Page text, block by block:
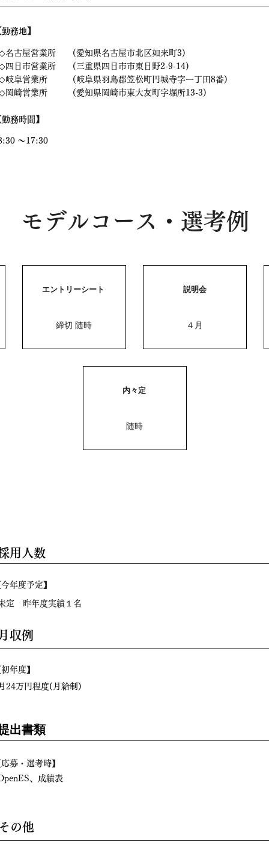
勤務地 】
名古屋営業所 (愛知県名古屋市北区如来町3)
四日市営業所 (三重県四日市市東日野2-9-14)
岐阜営業所 (岐阜県羽島郡笠松町円城寺字一丁田8番)
岡崎営業所 (愛知県岡崎市東大友町字堀所13-3)
勤務時間 】
～17:30
モデルコース・選考例
エントリーシート
締切 随時
説明会
４月
内々定
随時
用人数
今年度予定】
定 昨年度実績１名
月収例
初年度】
月24万円程度(月給制)
出書類
応募・選考時】
、成績表
その他